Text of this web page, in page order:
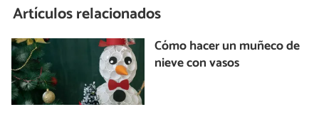
Artículos relacionados
Cómo hacer un muñeco de
nieve con vasos